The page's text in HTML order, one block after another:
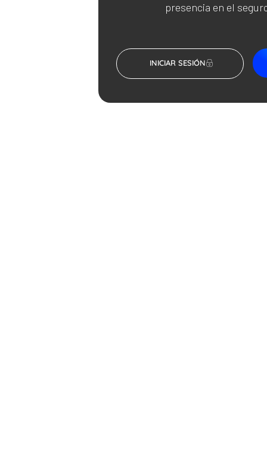
presencia en el
INICIAR SESIÓN